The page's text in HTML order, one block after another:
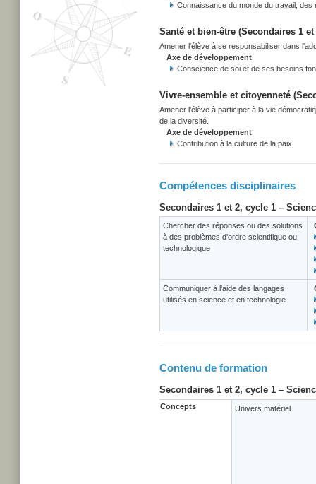
Connaissance du monde du travail,
Santé et bien-être (Secondaires 1
Amener l'élève à se responsabiliser dans
Axe de développement
Conscience de soi et de ses besoins
Vivre-ensemble et citoyenneté
Amener l'élève à participer à la vie
de la diversité.
Axe de développement
Contribution à la culture de la paix
Compétences disciplinaires
Secondaires 1 et 2, cycle 1 –
Chercher des réponses ou des solutions
à des problèmes d'ordre scientifique ou
technologique
Communiquer à l'aide des langages
utilisés en science et en technologie
Contenu de formation
Secondaires 1 et 2, cycle 1 –
Concepts Univers matériel